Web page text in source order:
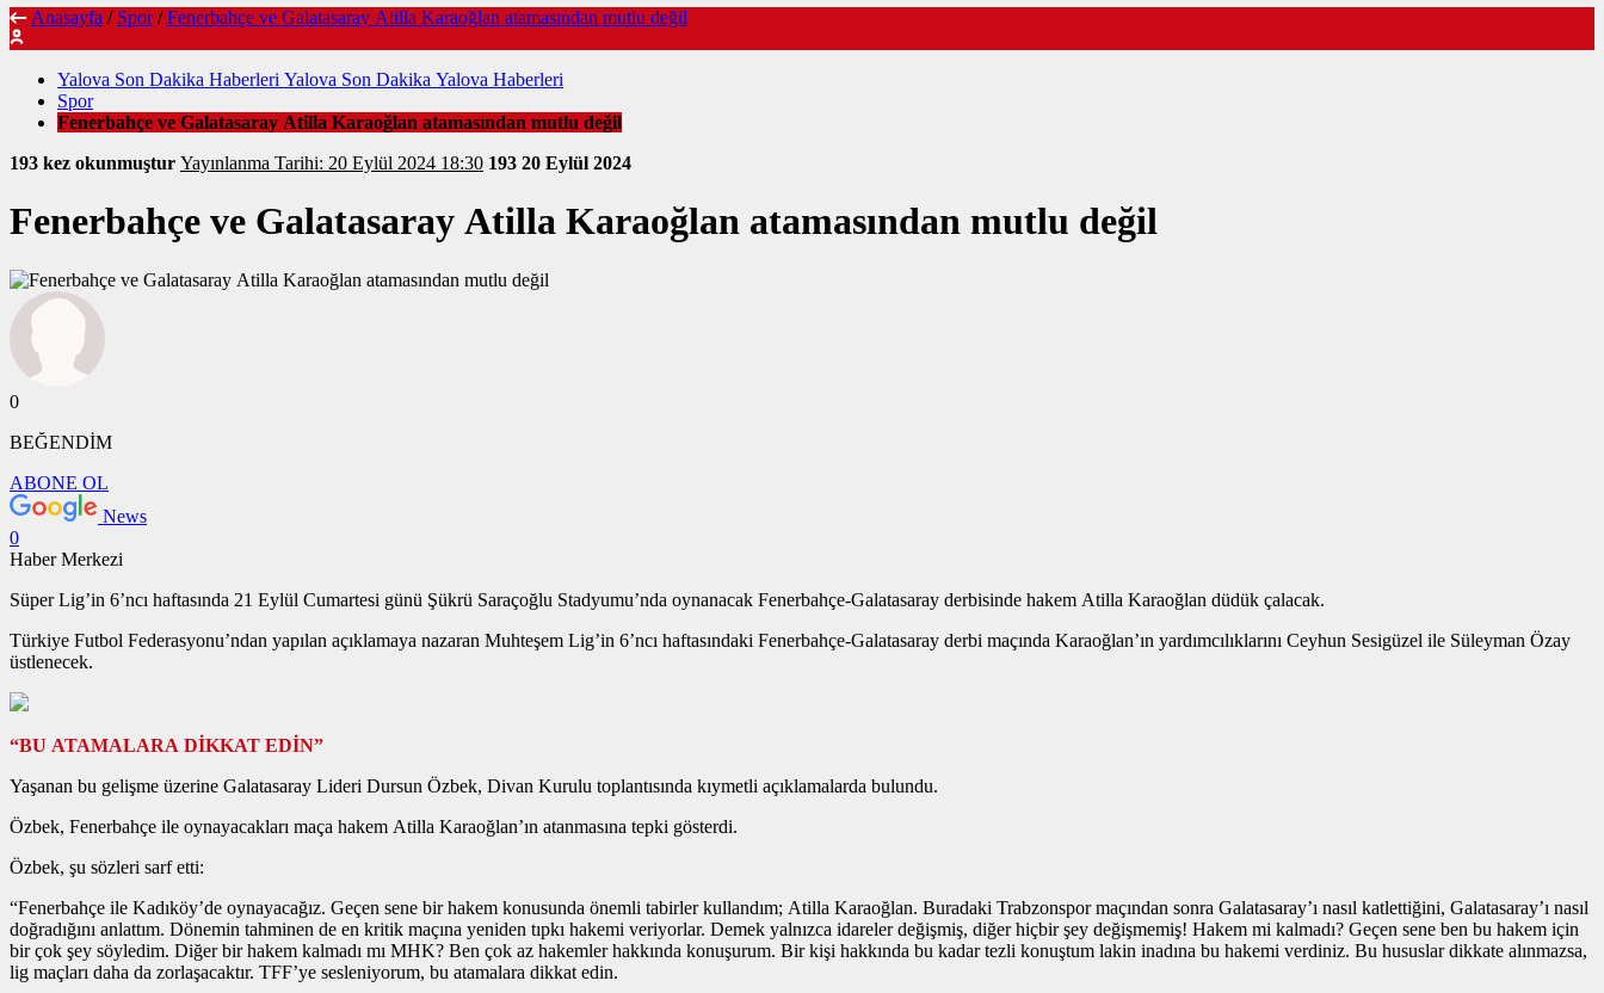
Anasayfa / Spor / Fenerbahçe ve Galatasaray Atilla Karaoğlan atamasından mutlu değil
Yalova Son Dakika Haberleri Yalova Son Dakika Yalova Haberleri
Spor
Fenerbahçe ve Galatasaray Atilla Karaoğlan atamasından mutlu değil
193 kez okunmuştur
Yayınlanma Tarihi: 20 Eylül 2024 18:30 193 20 Eylül 2024
Fenerbahçe ve Galatasaray Atilla Karaoğlan atamasından mutlu değil
0
BEĞENDİM
ABONE OL
News
0
Haber Merkezi
Süper Lig’in 6’ncı haftasında 21 Eylül Cumartesi günü Şükrü Saraçoğlu Stadyumu’nda oynanacak Fenerbahçe-Galatasaray derbisinde hakem Atilla Karaoğlan düdük çalacak.
Türkiye Futbol Federasyonu’ndan yapılan açıklamaya nazaran Muhteşem Lig’in 6’ncı haftasındaki Fenerbahçe-Galatasaray derbi maçında Karaoğlan’ın yardımcılıklarını Ceyhun Sesigüzel ile Süleyman Özay
üstlenecek.
“BU ATAMALARA DİKKAT EDİN”
Yaşanan bu gelişme üzerine Galatasaray Lideri Dursun Özbek, Divan Kurulu toplantısında kıymetli açıklamalarda bulundu.
Özbek, Fenerbahçe ile oynayacakları maça hakem Atilla Karaoğlan’ın atanmasına tepki gösterdi.
Özbek, şu sözleri sarf etti:
“Fenerbahçe ile Kadıköy’de oynayacağız. Geçen sene bir hakem konusunda önemli tabirler kullandım; Atilla Karaoğlan. Buradaki Trabzonspor maçından sonra Galatasaray’ı nasıl katlettiğini, Galatasaray’ı nasıl
doğradığını anlattım. Dönemin tahminen de en kritik maçına yeniden tıpkı hakemi veriyorlar. Demek yalnızca idareler değişmiş, diğer hiçbir şey değişmemiş! Hakem mi kalmadı? Geçen sene ben bu hakem için
bir çok şey söyledim. Diğer bir hakem kalmadı mı MHK? Ben çok az hakemler hakkında konuşurum. Bir kişi hakkında bu kadar tezli konuştum lakin inadına bu hakemi verdiniz. Bu hususlar dikkate alınmazsa,
lig maçları daha da zorlaşacaktır. TFF’ye sesleniyorum, bu atamalara dikkat edin.